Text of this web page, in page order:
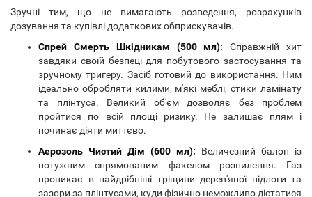
Зручні тим, що не вимагають розведення, розрахунків
дозування та купівлі додаткових обприскувачів.
Спрей Смерть Шкідникам (500 мл): Справжній хит
завдяки своїй безпеці для побутового застосування та
зручному тригеру. Засіб готовий до використання. Ним
ідеально обробляти килими, м'які меблі, стики ламінату
та плінтуса. Великий об'єм дозволяє без проблем
пройтися по всій площі ризику. Не залишає плям і
починає діяти миттєво.
Аерозоль Чистий Дім (600 мл): Величезний балон із
потужним спрямованим факелом розпилення. Газ
проникає в найдрібніші тріщини дерев'яної підлоги та
зазори за плінтусами, куди фізично неможливо дістатися